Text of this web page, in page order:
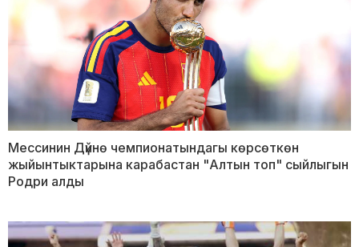
Мессинин Дүйнө чемпионатындагы көрсөткөн
жыйынтыктарына карабастан "Алтын топ" сыйлыгын
Родри алды